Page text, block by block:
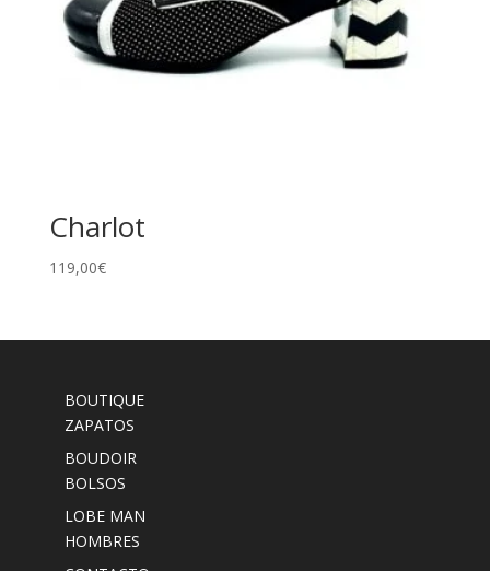
Charlot
119,00€
BOUTIQUE
ZAPATOS
BOUDOIR
BOLSOS
LOBE MAN
HOMBRES